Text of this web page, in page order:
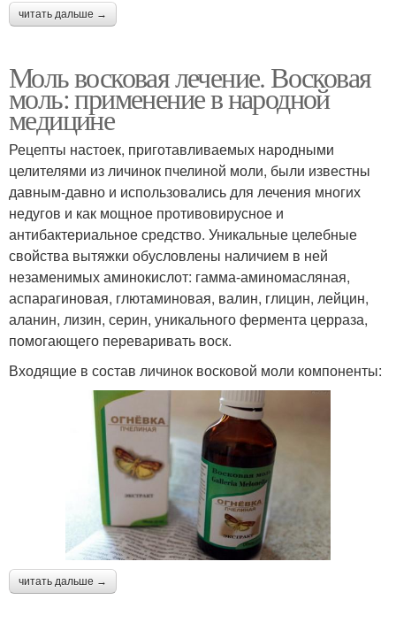
читать дальше →
Моль восковая лечение. Восковая
моль: применение в народной
медицине
Рецепты настоек, приготавливаемых народными
целителями из личинок пчелиной моли, были известны
давным-давно и использовались для лечения многих
недугов и как мощное противовирусное и
антибактериальное средство. Уникальные целебные
свойства вытяжки обусловлены наличием в ней
незаменимых аминокислот: гамма-аминомасляная,
аспарагиновая, глютаминовая, валин, глицин, лейцин,
аланин, лизин, серин, уникального фермента церраза,
помогающего переваривать воск.
Входящие в состав личинок восковой моли компоненты:
читать дальше →